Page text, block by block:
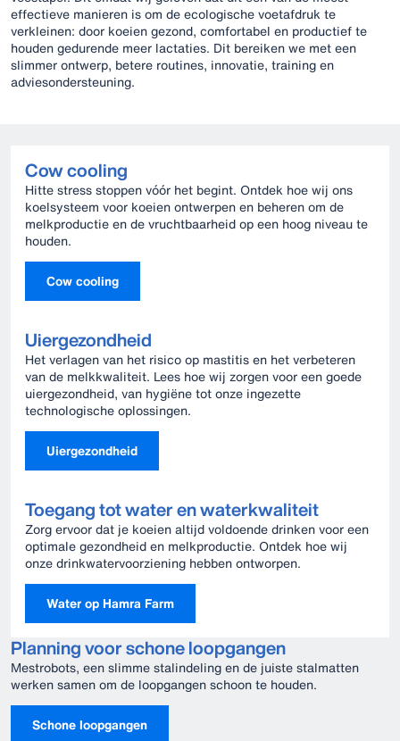
effectieve manieren is om de ecologische voetafdruk te
verkleinen: door koeien gezond, comfortabel en productief te
houden gedurende meer lactaties. Dit bereiken we met een
slimmer ontwerp, betere routines, innovatie, training en
adviesondersteuning.
Cow cooling
Hitte stress stoppen vóór het begint. Ontdek hoe wij ons
koelsysteem voor koeien ontwerpen en beheren om de
melkproductie en de vruchtbaarheid op een hoog niveau te
houden.
Cow cooling
Uiergezondheid
Het verlagen van het risico op mastitis en het verbeteren
van de melkkwaliteit. Lees hoe wij zorgen voor een goede
uiergezondheid, van hygiëne tot onze ingezette
technologische oplossingen.
Uiergezondheid
Toegang tot water en waterkwaliteit
Zorg ervoor dat je koeien altijd voldoende drinken voor een
optimale gezondheid en melkproductie. Ontdek hoe wij
onze drinkwatervoorziening hebben ontworpen.
Water op Hamra Farm
Planning voor schone loopgangen
Mestrobots, een slimme stalindeling en de juiste stalmatten
werken samen om de loopgangen schoon te houden.
Schone loopgangen